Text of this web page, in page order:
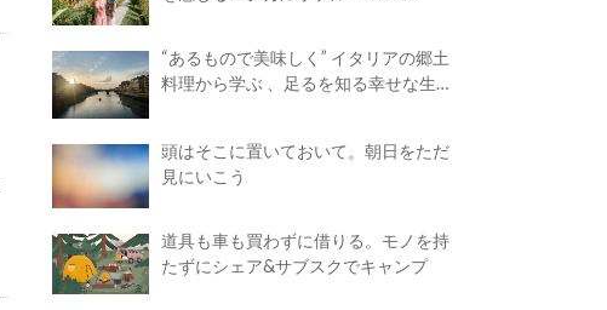
“あるもので美味しく” イタリアの郷土
料理から学ぶ 、足るを知る幸せな生き
頭はそこに置いておいて。朝日をただ
見にいこう
道具も車も買わずに借りる。モノを持
たずにシェア&サブスクでキャンプ